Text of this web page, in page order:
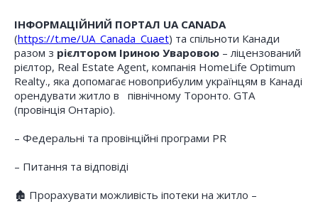
ІНФОРМАЦІЙНИЙ ПОРТАЛ UA CANADA
(https://t.me/UA_Canada_Cuaet) та спільноти Канади
разом з рієлтором Іриною Уваровою – ліцензований
рієлтор, Real Estate Agent, компанія HomeLife Optimum
Realty., яка допомагає новоприбулим українцям в Канаді
орендувати житло в північному Торонто. GTA
(провінція Онтаріо).
– Федеральні та провінційні програми PR
– Питання та відповіді
🏚 Прорахувати можливість іпотеки на житло –